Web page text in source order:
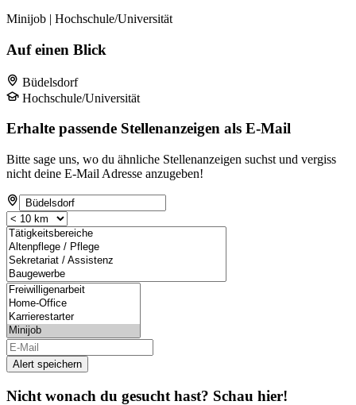
Minijob | Hochschule/Universität
Auf einen Blick
Büdelsdorf
Hochschule/Universität
Erhalte passende Stellenanzeigen als E-Mail
Bitte sage uns, wo du ähnliche Stellenanzeigen suchst und vergiss
nicht deine E-Mail Adresse anzugeben!
Alert speichern
Nicht wonach du gesucht hast? Schau hier!